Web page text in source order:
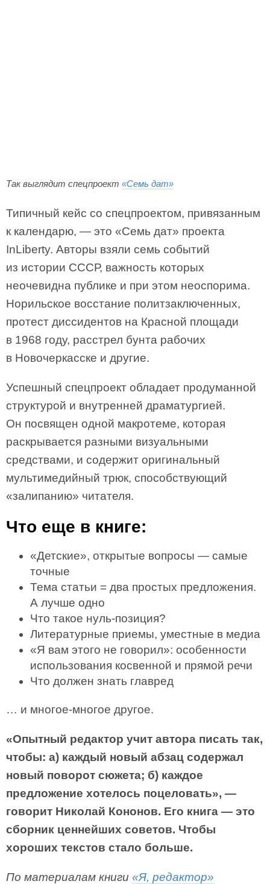
Так выглядит спецпроект «Семь дат»
Типичный кейс со спецпроектом, привязанным
к календарю, — это «Семь дат» проекта
InLiberty. Авторы взяли семь событий
из истории СССР, важность которых
неочевидна публике и при этом неоспорима.
Норильское восстание политзаключенных,
протест диссидентов на Красной площади
в 1968 году, расстрел бунта рабочих
в Новочеркасске и другие.
Успешный спецпроект обладает продуманной
структурой и внутренней драматургией.
Он посвящен одной макротеме, которая
раскрывается разными визуальными
средствами, и содержит оригинальный
мультимедийный трюк, способствующий
«залипанию» читателя.
Что еще в книге:
«Детские», открытые вопросы — самые
точные
Тема статьи = два простых предложения.
А лучше одно
Что такое нуль-позиция?
Литературные приемы, уместные в медиа
«Я вам этого не говорил»: особенности
использования косвенной и прямой речи
Что должен знать главред
… и многое-многое другое.
«Опытный редактор учит автора писать так,
чтобы: а) каждый новый абзац содержал
новый поворот сюжета; б) каждое
предложение хотелось поцеловать», —
говорит Николай Кононов. Его книга — это
сборник ценнейших советов. Чтобы
хороших текстов стало больше.
По материалам книги «Я, редактор»